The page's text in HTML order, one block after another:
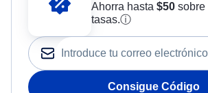
Ahorra hasta $50sobre
tasas.ⓘ
Consigue Código